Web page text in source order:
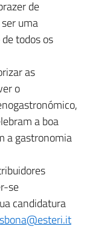
de
uma
todos os
as
o
a boa
a gastronomia
se
candidatura